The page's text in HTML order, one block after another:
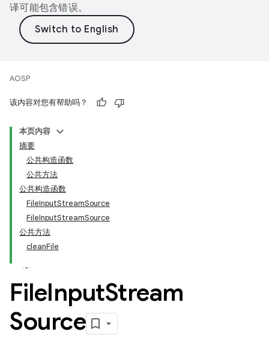
译可能包含错误。
AOSP
该内容对您有帮助吗？
本页内容
摘要
公共构造函数
公共方法
公共构造函数
FileInputStreamSource
FileInputStreamSource
公共方法
cleanFile
FileInputStream
Source